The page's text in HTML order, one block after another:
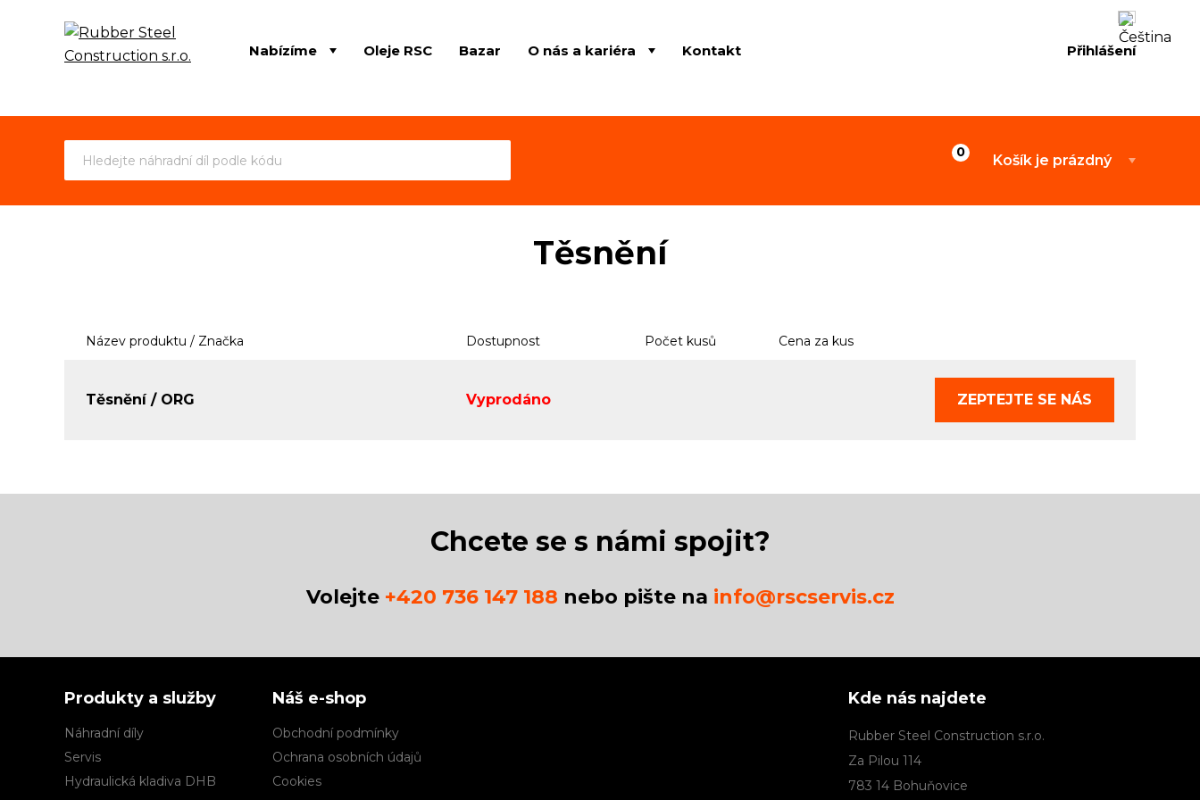
Přihlášení
Nabízíme Oleje RSC Bazar O nás a kariéra Kontakt
Košík je prázdný
Těsnění
Název produktu / Značka Dostupnost Počet kusů Cena za kus
Těsnění / ORG Vyprodáno ZEPTEJTE SE NÁS
Chcete se s námi spojit?
Volejte +420 736 147 188 nebo pište na info@rscservis.cz
Produkty a služby
Náhradní díly
Servis
Hydraulická kladiva DHB
Náš e-shop
Obchodní podmínky
Ochrana osobních údajů
Cookies
Kde nás najdete
Rubber Steel Construction s.r.o.
Za Pilou 114
783 14 Bohuňovice